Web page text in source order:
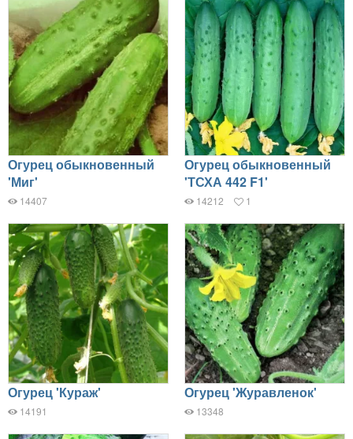
Огурец обыкновенный
'Миг'
14407
Огурец обыкновенный
'ТСХА 442 F1'
14212 1
Огурец 'Кураж'
14191
Огурец 'Журавленок'
13348